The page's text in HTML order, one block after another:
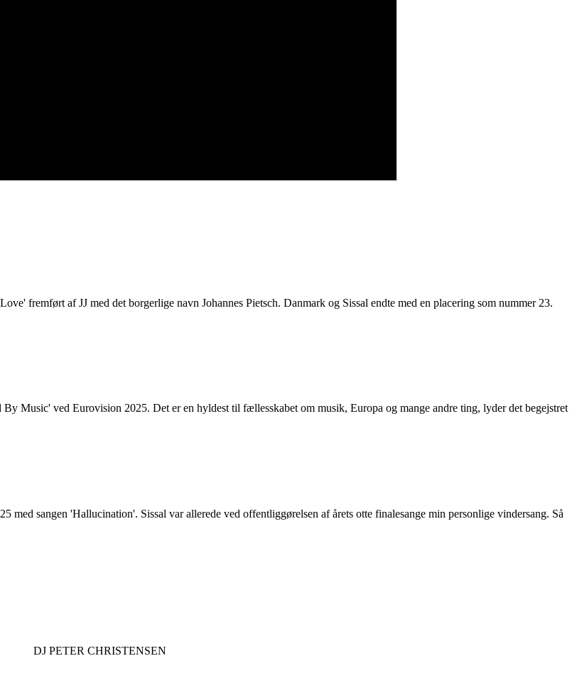
fremført af JJ med det borgerlige navn Johannes Pietsch. Danmark og Sissal endte med en placering som nummer 23.
Music' ved Eurovision 2025. Det er en hyldest til fællesskabet om musik, Europa og mange andre ting, lyder det begejstret
sangen 'Hallucination'. Sissal var allerede ved offentliggørelsen af årets otte finalesange min personlige vindersang. Så
DJPETER CHRISTENSEN